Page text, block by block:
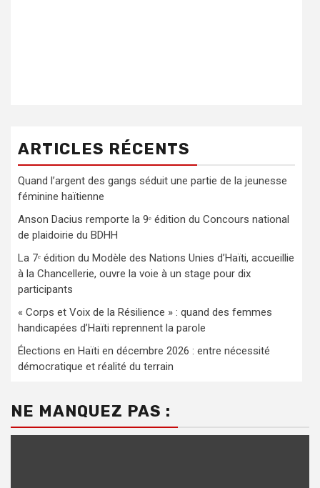
ARTICLES RÉCENTS
Quand l’argent des gangs séduit une partie de la jeunesse
féminine haïtienne
Anson Dacius remporte la 9ᵉ édition du Concours national
de plaidoirie du BDHH
La 7ᵉ édition du Modèle des Nations Unies d’Haïti, accueillie
à la Chancellerie, ouvre la voie à un stage pour dix
participants
« Corps et Voix de la Résilience » : quand des femmes
handicapées d’Haïti reprennent la parole
Élections en Haïti en décembre 2026 : entre nécessité
démocratique et réalité du terrain
NE MANQUEZ PAS :